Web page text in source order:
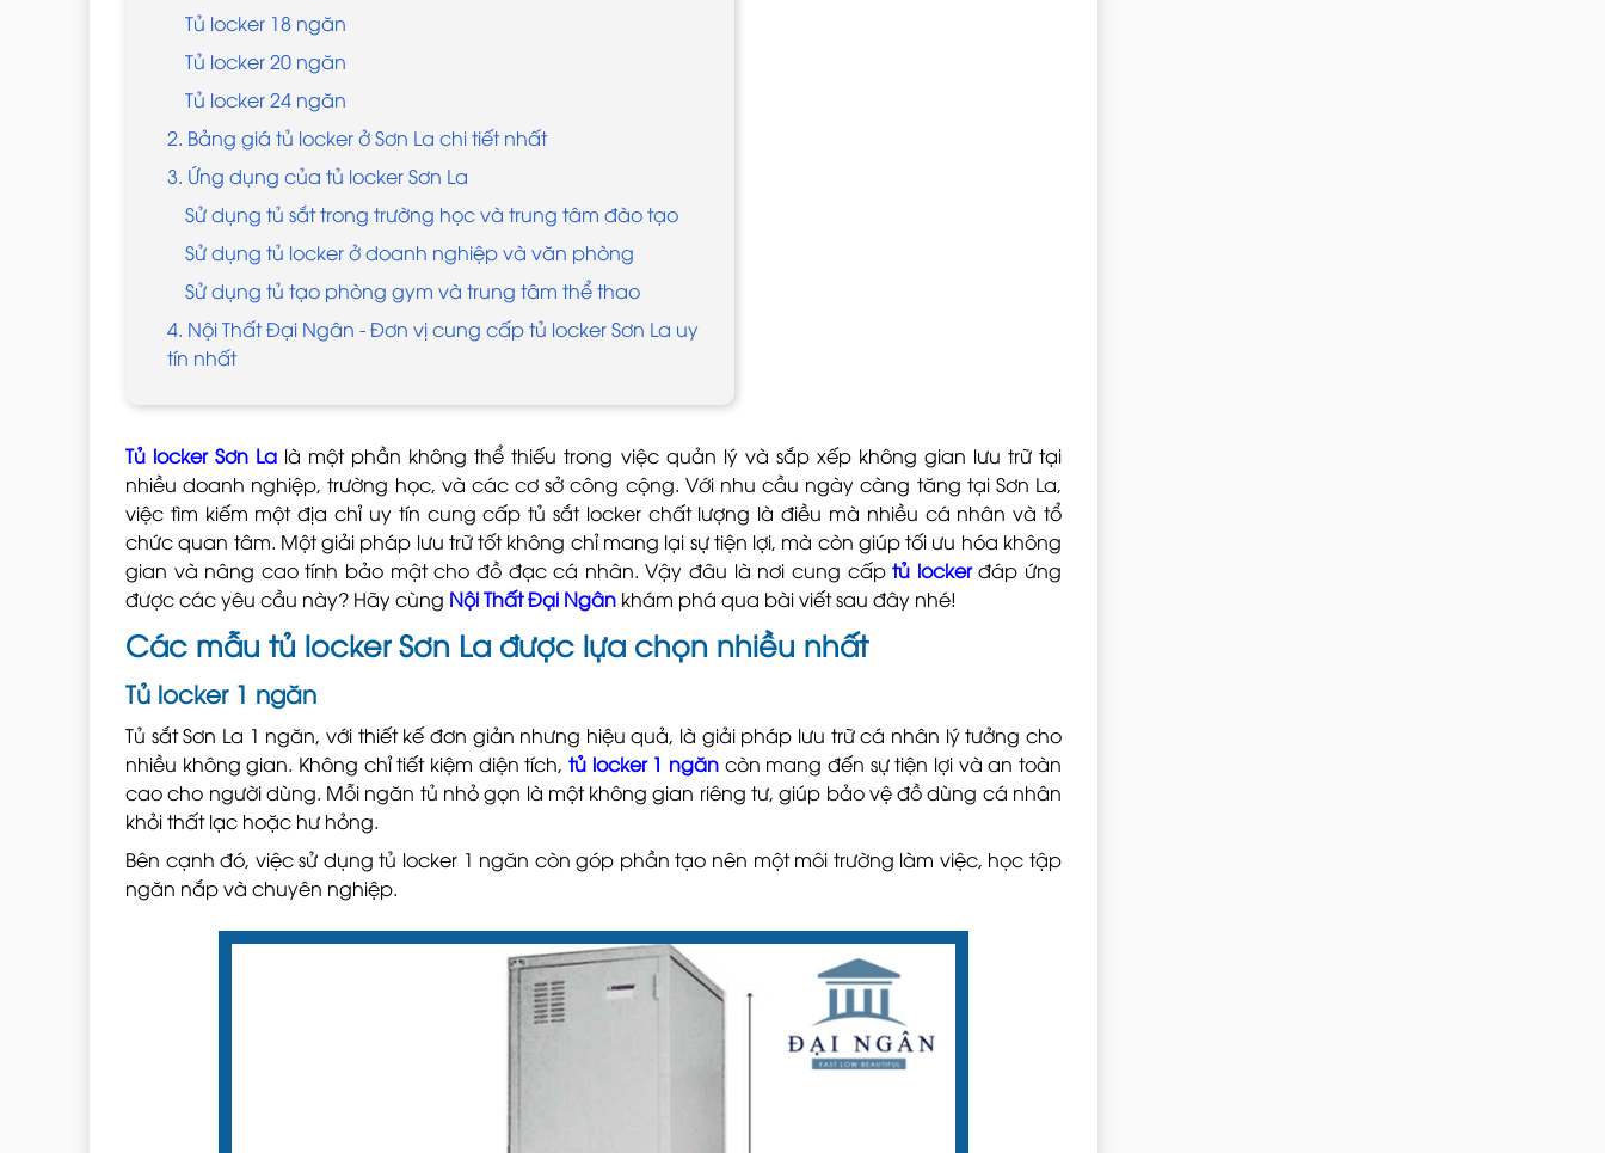
Tủ locker 18 ngăn
Tủ locker 20 ngăn
Tủ locker 24 ngăn
2. Bảng giá tủ locker ở Sơn La chi tiết nhất
3. Ứng dụng của tủ locker Sơn La
Sử dụng tủ sắt trong trường học và trung tâm đào tạo
Sử dụng tủ locker ở doanh nghiệp và văn phòng
Sử dụng tủ tạo phòng gym và trung tâm thể thao
4. Nội Thất Đại Ngân - Đơn vị cung cấp tủ locker Sơn La uy
tín nhất
Tủ locker Sơn La là một phần không thể thiếu trong việc quản lý và sắp xếp không gian lưu trữ tại
nhiều doanh nghiệp, trường học, và các cơ sở công cộng. Với nhu cầu ngày càng tăng tại Sơn La,
việc tìm kiếm một địa chỉ uy tín cung cấp tủ sắt locker chất lượng là điều mà nhiều cá nhân và tổ
chức quan tâm. Một giải pháp lưu trữ tốt không chỉ mang lại sự tiện lợi, mà còn giúp tối ưu hóa không
gian và nâng cao tính bảo mật cho đồ đạc cá nhân. Vậy đâu là nơi cung cấptủ lockerđáp ứng
được các yêu cầu này? Hãy cùng Nội Thất Đại Ngân khám phá qua bài viết sau đây nhé!
Các mẫu tủ locker Sơn La được lựa chọn nhiều nhất
Tủ locker 1 ngăn
Tủ sắt Sơn La 1 ngăn, với thiết kế đơn giản nhưng hiệu quả, là giải pháp lưu trữ cá nhân lý tưởng cho
nhiều không gian. Không chỉ tiết kiệm diện tích, tủ locker 1 ngăn còn mang đến sự tiện lợi và an toàn
cao cho người dùng. Mỗi ngăn tủ nhỏ gọn là một không gian riêng tư, giúp bảo vệ đồ dùng cá nhân
khỏi thất lạc hoặc hư hỏng.
Bên cạnh đó, việc sử dụng tủ locker 1 ngăn còn góp phần tạo nên một môi trường làm việc, học tập
ngăn nắp và chuyên nghiệp.